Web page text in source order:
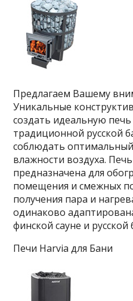
Предлагаем Вашему
Уникальные
создать идеальную
традиционной русской
соблюдать
влажности воздуха.
предназначена для
помещения и смежных
получения пара и
одинаково
финской сауне и русской
Печи Harvia для Бани